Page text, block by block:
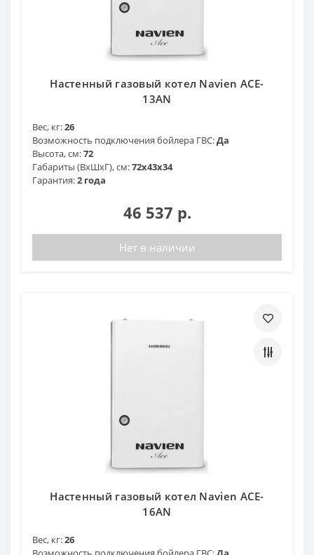
Настенный газовый котел Navien ACE-
13AN
Вес, кг:26
Возможность подключения бойлера ГВС:Да
Высота, см:72
Габариты (ВхШхГ), см:72x43x34
Гарантия:2 года
46 537 р.
Нет в наличии
Настенный газовый котел Navien ACE-
16AN
Вес, кг:26